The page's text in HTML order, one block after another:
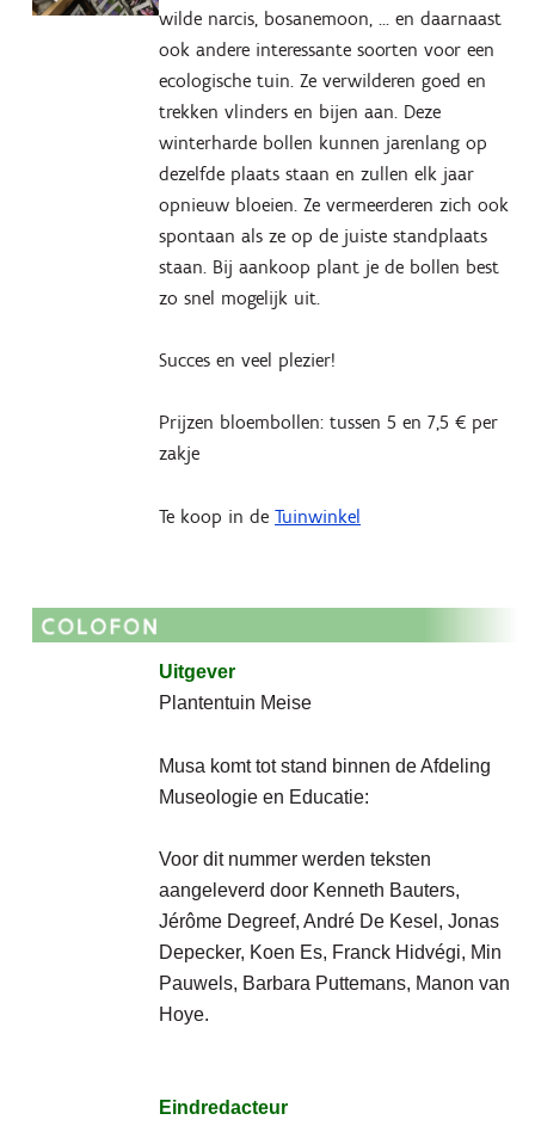
wilde narcis, bosanemoon, ... en daarnaast
ook andere interessante soorten voor een
ecologische tuin. Ze verwilderen goed en
trekken vlinders en bijen aan. Deze
winterharde bollen kunnen jarenlang op
dezelfde plaats staan en zullen elk jaar
opnieuw bloeien. Ze vermeerderen zich ook
spontaan als ze op de juiste standplaats
staan. Bij aankoop plant je de bollen best
zo snel mogelijk uit.
Succes en veel plezier!
Prijzen bloembollen: tussen 5 en 7,5 € per
zakje
Te koop in de Tuinwinkel
Uitgever
Plantentuin Meise
Musa komt tot stand binnen de Afdeling
Museologie en Educatie:
Voor dit nummer werden teksten
aangeleverd door Kenneth Bauters,
Jérôme Degreef, André De Kesel, Jonas
Depecker, Koen Es, Franck Hidvégi, Min
Pauwels, Barbara Puttemans, Manon van
Hoye.
Eindredacteur